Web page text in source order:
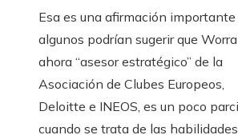
Esa es una afirmación importante
algunos podrían sugerir que
ahora “asesor estratégico” de la
Asociación de Clubes Europeos,
Deloitte e INEOS, es un poco
cuando se trata de las